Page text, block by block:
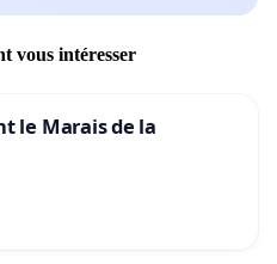
vous intéresser
le Marais de la